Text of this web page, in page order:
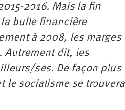
2016. Mais la fin
la bulle financière
à 2008, les marges
Autrement dit, les
ses. De façon plus
le socialisme se trouvera